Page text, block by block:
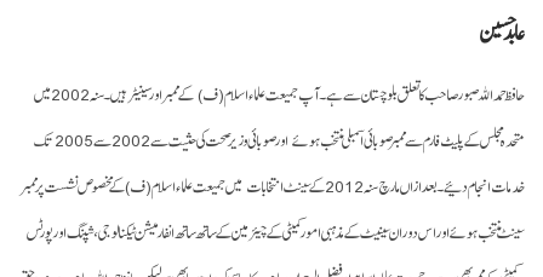
عابد حسین
حافظ حمد اللہ صبور صاحب کا تعلق بلوچستان سے ہے۔ آپ جمیعت علماء اسلام (ف) کے ممبر اور سینیٹر ہیں۔ سنہ 2002 میں
متحدہ مجلس کے پلیٹ فارم سے ممبر صوبائی اسمبلی منتخب ہوئے اور صوبائی وزیر صحت کی حثیت سے 2002 سے 2005 تک
خدمات انجام دیئے۔ بعدازاں مارچ سنہ 2012 کے سینٹ انتخابات میں جمیعت علماء اسلام (ف) کے مخصوص نشست پر ممبر
سینٹ منتخب ہوئے اور اس دوران سینیٹ کے مذہبی امور کمیٹی کے چیئرمین کے ساتھ ساتھ انفارمیشن ٹیکنالوجی، شپنگ اور پورٹس